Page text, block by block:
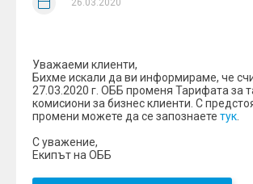
26.03.2020
Уважаеми клиенти,
Бихме искали да ви информираме, че
27.03.2020 г. ОББ променя Тарифата за
комисиони за бизнес клиенти. С
промени можете да се запознаете тук
С уважение,
Екипът на ОББ